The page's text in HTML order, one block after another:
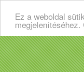
Ez a weboldal